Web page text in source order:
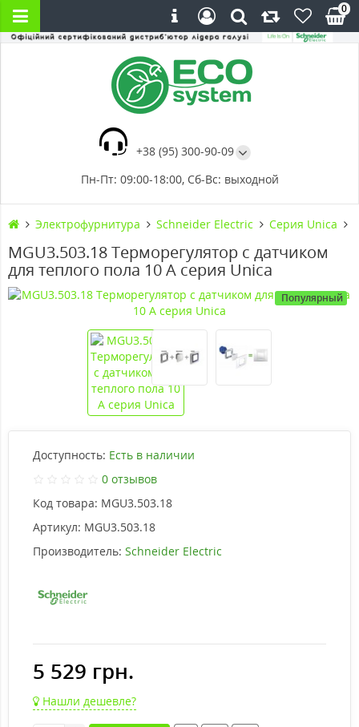
+38 (95) 300-90-09
Пн-Пт: 09:00-18:00, Сб-Вс: выходной
0
Электрофурнитура Schneider Electric Серия Unica
MGU3.503.18 Терморегулятор с датчиком
для теплого пола 10 А серия Unica
Популярный
Доступность: Есть в наличии
0 отзывов
Код товара: MGU3.503.18
Артикул: MGU3.503.18
Производитель: Schneider Electric
5 529 грн.
Нашли дешевле?